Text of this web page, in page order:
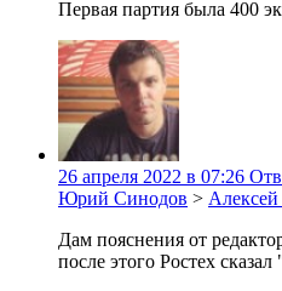
Первая партия была 400
26 апреля 2022 в 07:26
Юрий Синодов >
Дам пояснения от
после этого Ростех